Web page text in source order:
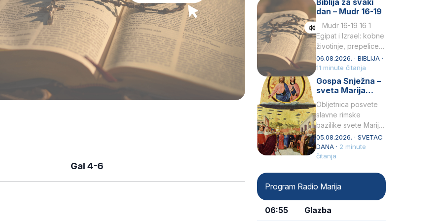
Gal 4-6
Petar u svojoj
drugoj…
Biblija za svaki
dan – Mudr 16-19
Mudr 16-19 16 1
Egipat i Izrael: kobne
životinje, prepelice
Zato bijahu
primjereno kažnjeni
sličnim životinjamai
mučeni mnoštvom
06.08.2026. · BIBLIJA ·
11 minute čitanja
Gospa Snježna –
sveta Marija
Velika, zaštitnica
rimske bazilike
Obljetnica posvete
slavne rimske
bazilike svete Marije
Velike (Santa Maria
Maggiore) u narodu
se slavi kao Gospa
05.08.2026. · SVETAC
DANA · 2 minute
čitanja
Program Radio Marija
06:55 Glazba